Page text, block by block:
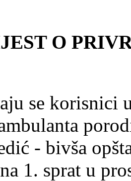
O
se korisnici
- bivša
1. sprat u